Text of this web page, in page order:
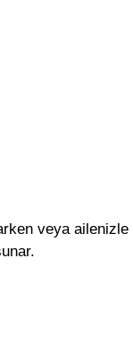
veya ailenizle